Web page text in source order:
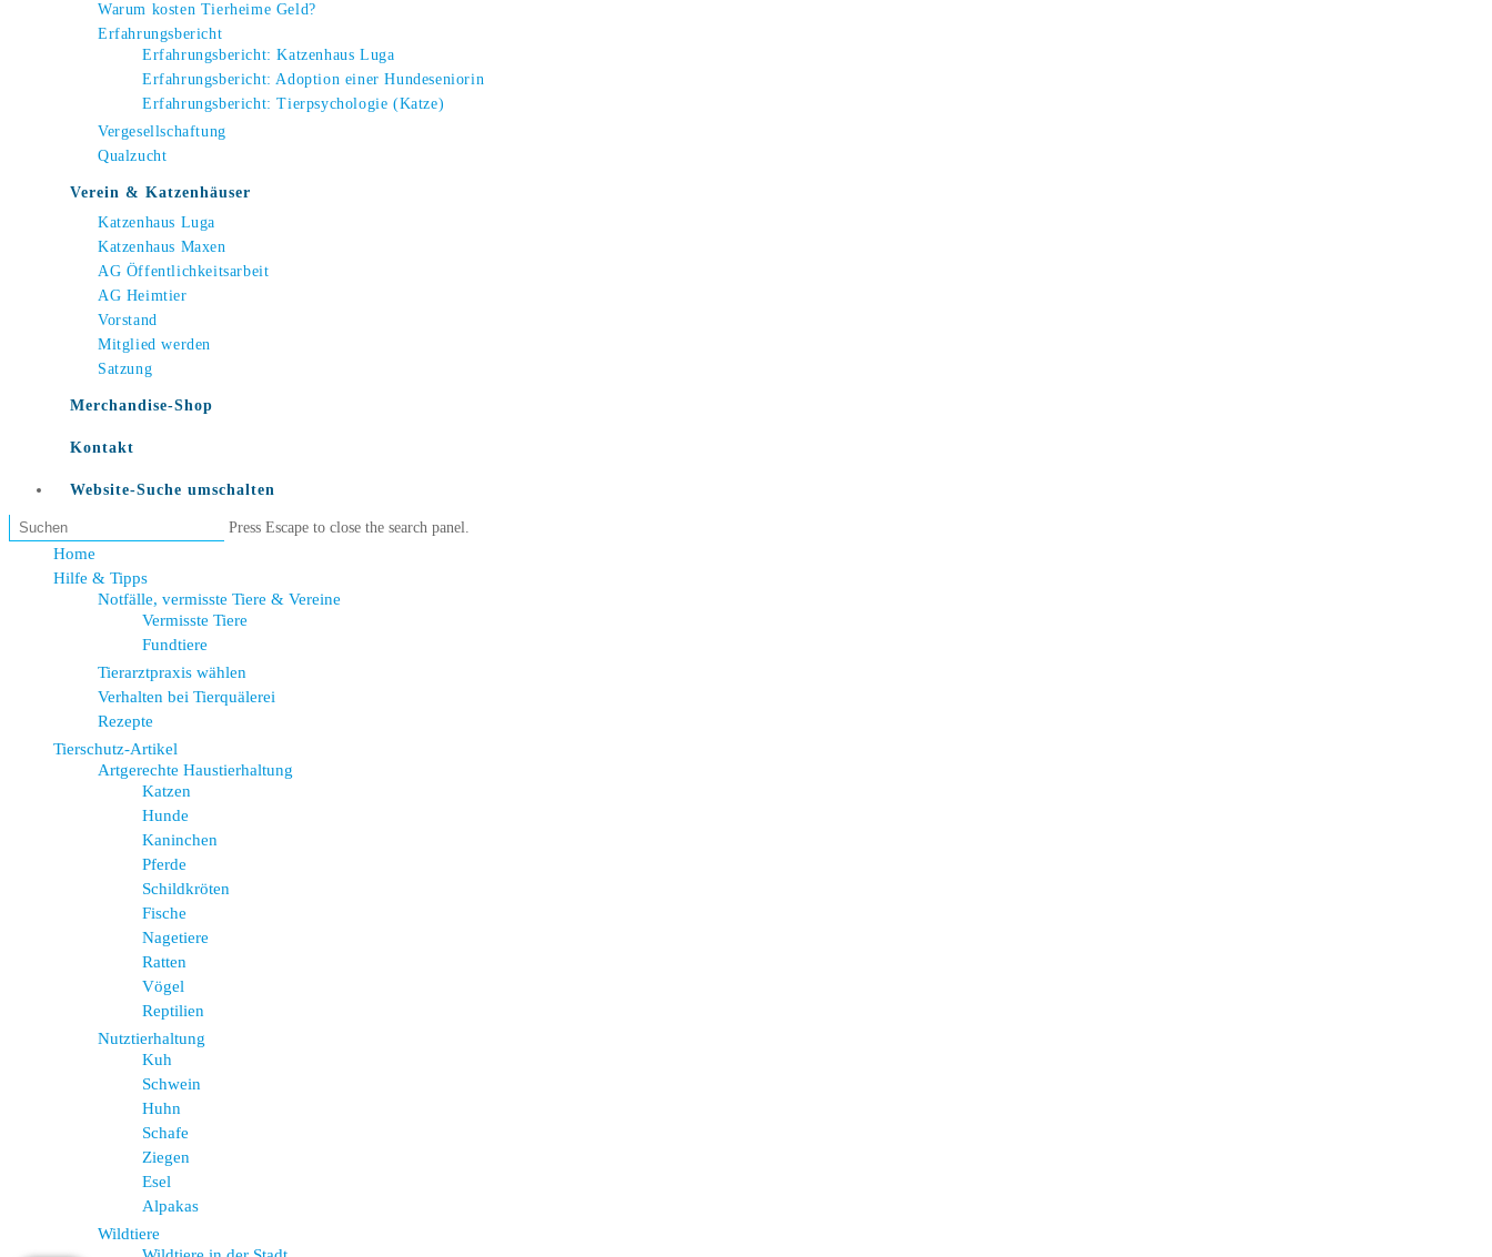
Warum kosten Tierheime Geld?
Erfahrungsbericht
Erfahrungsbericht: Katzenhaus Luga
Erfahrungsbericht: Adoption einer Hundeseniorin
Erfahrungsbericht: Tierpsychologie (Katze)
Vergesellschaftung
Qualzucht
Verein & Katzenhäuser
Katzenhaus Luga
Katzenhaus Maxen
AG Öffentlichkeitsarbeit
AG Heimtier
Vorstand
Mitglied werden
Satzung
Merchandise-Shop
Kontakt
Website-Suche umschalten
Press Escape to close the search panel.
Home
Hilfe & Tipps
Notfälle, vermisste Tiere & Vereine
Vermisste Tiere
Fundtiere
Tierarztpraxis wählen
Verhalten bei Tierquälerei
Rezepte
Tierschutz-Artikel
Artgerechte Haustierhaltung
Katzen
Hunde
Kaninchen
Pferde
Schildkröten
Fische
Nagetiere
Ratten
Vögel
Reptilien
Nutztierhaltung
Kuh
Schwein
Huhn
Schafe
Ziegen
Esel
Alpakas
Wildtiere